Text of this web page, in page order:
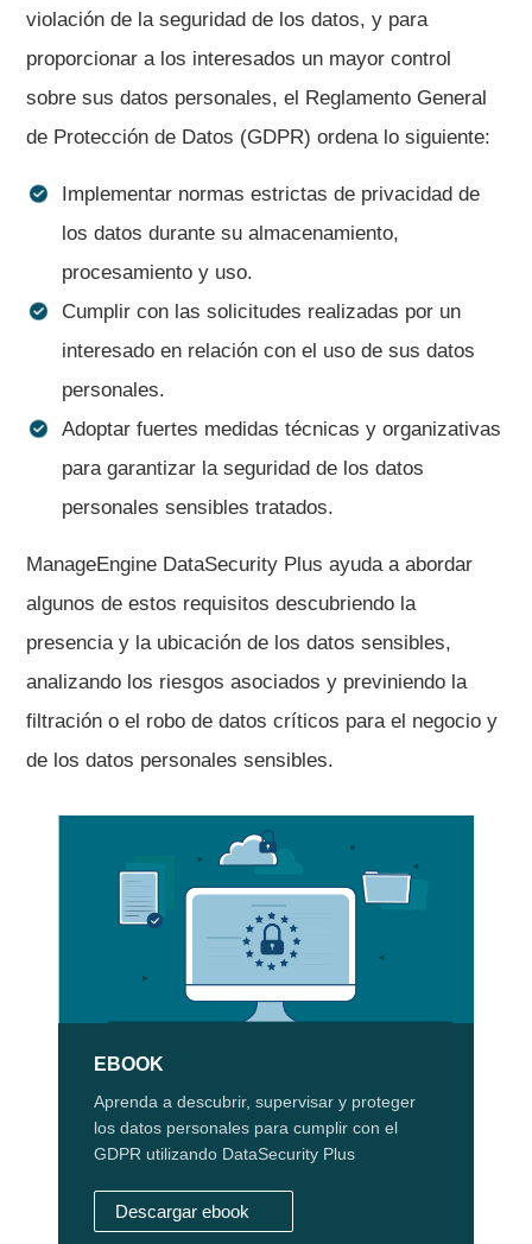
violación de la seguridad de los datos, y para
proporcionar a los interesados un mayor control
sobre sus datos personales, el Reglamento General
de Protección de Datos (GDPR) ordena lo siguiente:
Implementar normas estrictas de privacidad de
los datos durante su almacenamiento,
procesamiento y uso.
Cumplir con las solicitudes realizadas por un
interesado en relación con el uso de sus datos
personales.
Adoptar fuertes medidas técnicas y organizativas
para garantizar la seguridad de los datos
personales sensibles tratados.
ManageEngine DataSecurity Plus ayuda a abordar
algunos de estos requisitos descubriendo la
presencia y la ubicación de los datos sensibles,
analizando los riesgos asociados y previniendo la
filtración o el robo de datos críticos para el negocio y
de los datos personales sensibles.
EBOOK
Aprenda a descubrir, supervisar y proteger
los datos personales para cumplir con el
GDPR utilizando DataSecurity Plus
Descargar ebook